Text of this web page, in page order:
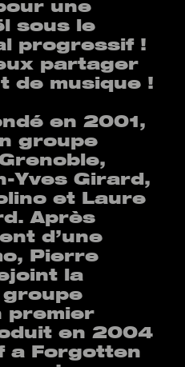
une
sous le
progressif !
partager
de musique !
en 2001,
groupe
Yves Girard,
et Laure
Après
d’une
Pierre
la
premier
en 2004
a Forgotten